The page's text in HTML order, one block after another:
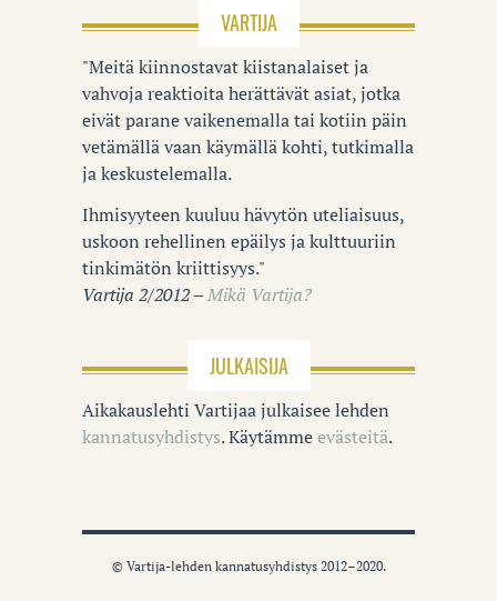
VARTIJA
"Meitä kiinnostavat kiistanalaiset ja
vahvoja reaktioita herättävät asiat, jotka
eivät parane vaikenemalla tai kotiin päin
vetämällä vaan käymällä kohti, tutkimalla
ja keskustelemalla.
Ihmisyyteen kuuluu hävytön uteliaisuus,
uskoon rehellinen epäilys ja kulttuuriin
tinkimätön kriittisyys."
Vartija 2/2012 –Mikä Vartija?
JULKAISIJA
Aikakauslehti Vartijaa julkaisee lehden
kannatusyhdistys. Käytämmeevästeitä.
© Vartija-lehden kannatusyhdistys 2012–2020.